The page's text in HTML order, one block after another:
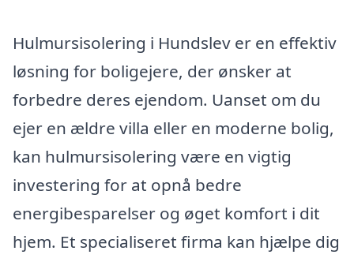
Hulmursisolering i Hundslev er en effektiv
løsning for boligejere, der ønsker at
forbedre deres ejendom. Uanset om du
ejer en ældre villa eller en moderne bolig,
kan hulmursisolering være en vigtig
investering for at opnå bedre
energibesparelser og øget komfort i dit
hjem. Et specialiseret firma kan hjælpe dig